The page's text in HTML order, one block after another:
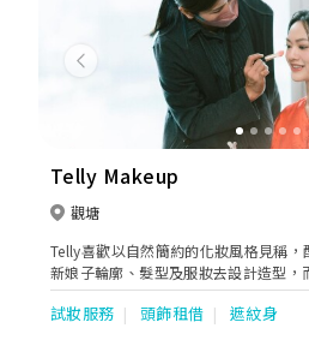
Previous
Telly Makeup
觀塘
Telly喜歡以自然簡約的化妝風格見稱
新娘子輪廓、髮型及服妝去設計造型，
新的動人妝容。
試妝服務 頭飾租借 遮紋身